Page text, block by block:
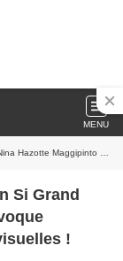
MENU
de ses expériences télévisuelles !
Si Grand
!